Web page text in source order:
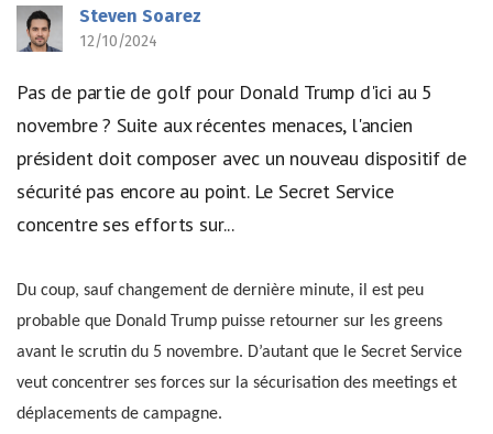
Steven Soarez
12/10/2024
Pas de partie de golf pour Donald Trump d'ici au 5
novembre ? Suite aux récentes menaces, l'ancien
président doit composer avec un nouveau dispositif de
sécurité pas encore au point. Le Secret Service
concentre ses efforts sur...
Du coup, sauf changement de dernière minute, il est peu
probable que Donald Trump puisse retourner sur les greens
avant le scrutin du 5 novembre. D’autant que le Secret Service
veut concentrer ses forces sur la sécurisation des meetings et
déplacements de campagne.